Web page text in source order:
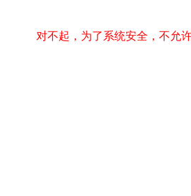
对不起，为了系统安全，不允